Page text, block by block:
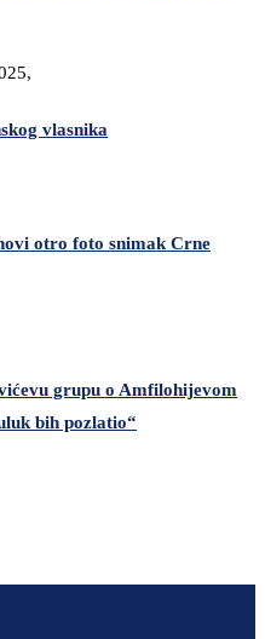
vlasnika
otro foto snimak Crne
grupu o Amfilohijevom
bih pozlatio“